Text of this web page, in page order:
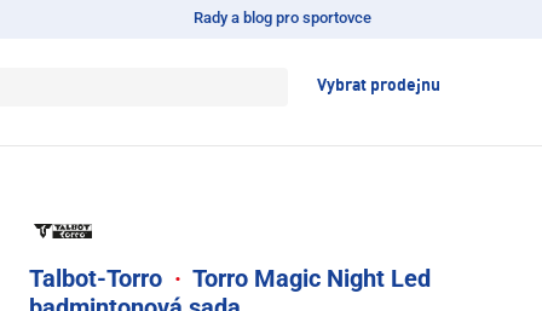
Rady a blog pro sportovce
Vybrat prodejnu
Talbot-Torro · Torro Magic Night Led